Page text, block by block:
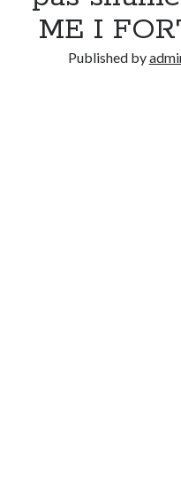
ME I
Published by